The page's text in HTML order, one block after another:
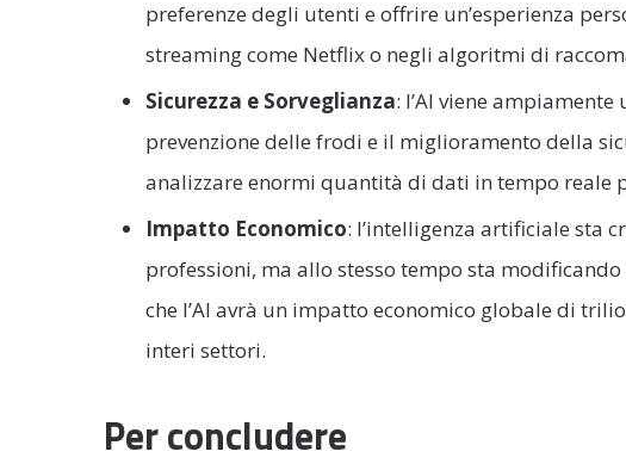
preferenze degli utenti e offrire un’esperienza
streaming come Netflix o negli algoritmi di
Sicurezza e Sorveglianza: l’AI viene
prevenzione delle frodi e il miglioramento della
analizzare enormi quantità di dati in tempo reale
Impatto Economico: l’intelligenza artificiale sta
professioni, ma allo stesso tempo sta
che l’AI avrà un impatto economico globale di
interi settori.
Per concludere